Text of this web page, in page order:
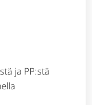
ja PP:stä